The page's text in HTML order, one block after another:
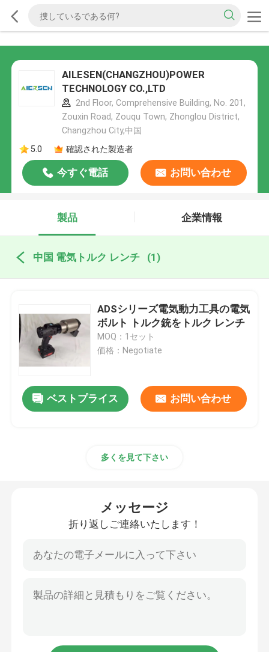
AILESEN(CHANGZHOU)POWER
TECHNOLOGY CO.,LTD
2nd Floor, Comprehensive Building, No. 201,
Zouxin Road, Zouqu Town, Zhonglou District,
Changzhou City,中国
5.0
確認された製造者
今すぐ電話 お問い合わせ
製品 企業情報
中国 電気トルク レンチ (1)
ADSシリーズ電気動力工具の電気
ボルト トルク銃をトルク レンチ
MOQ：1セット
価格：Negotiate
ベストプライス お問い合わせ
多くを見て下さい
メッセージ
折り返しご連絡いたします！